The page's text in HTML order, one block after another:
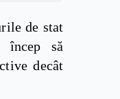
de stat
încep să
decât